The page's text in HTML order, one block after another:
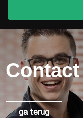
Contact
ga terug